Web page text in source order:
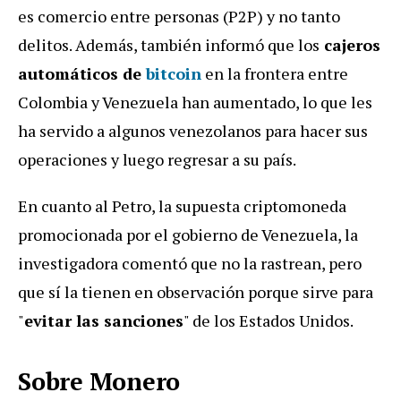
es comercio entre personas (P2P) y no tanto
delitos. Además, también informó que los cajeros
automáticos debitcoin en la frontera entre
Colombia y Venezuela han aumentado, lo que les
ha servido a algunos venezolanos para hacer sus
operaciones y luego regresar a su país.
En cuanto al Petro, la supuesta criptomoneda
promocionada por el gobierno de Venezuela, la
investigadora comentó que no la rastrean, pero
que sí la tienen en observación porque sirve para
"evitar las sanciones" de los Estados Unidos.
Sobre Monero